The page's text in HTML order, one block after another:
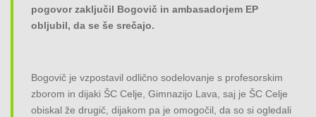
pogovor zaključil Bogovič in ambasadorjem EP
obljubil, da se še srečajo.
Bogovič je vzpostavil odlično sodelovanje s profesorskim
zborom in dijaki ŠC Celje, Gimnazijo Lava, saj je ŠC Celje
obiskal že drugič, dijakom pa je omogočil, da so si ogledali